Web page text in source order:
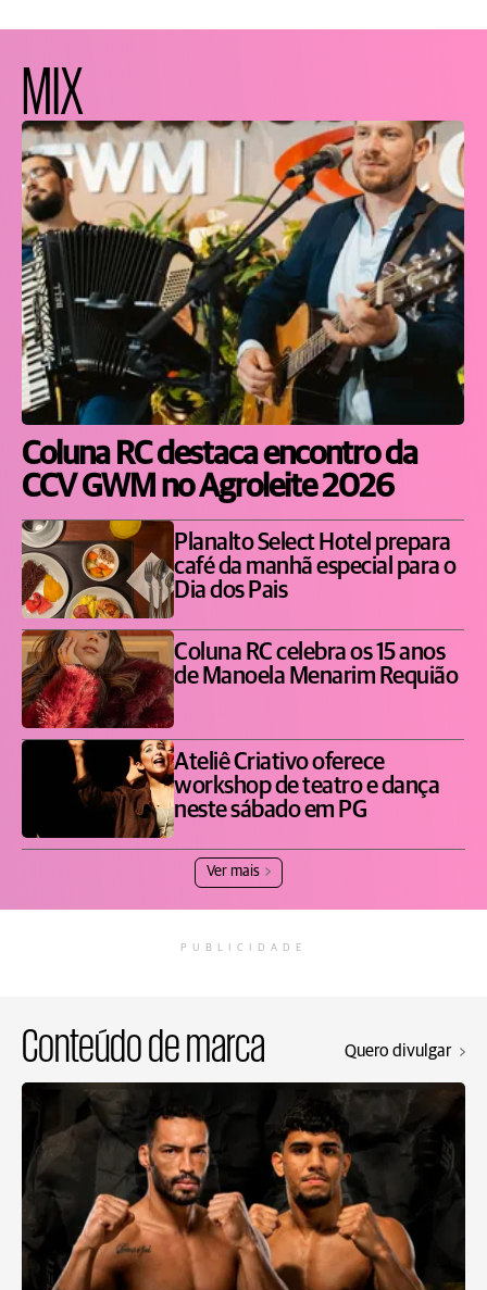
MIX
Coluna RC destaca encontro da
CCV GWM no Agroleite 2026
Planalto Select Hotel prepara
café da manhã especial para o
Dia dos Pais
Coluna RC celebra os 15 anos
de Manoela Menarim Requião
Ateliê Criativo oferece
workshop de teatro e dança
neste sábado em PG
Ver mais
PUBLICIDADE
Conteúdo de marca Quero divulgar